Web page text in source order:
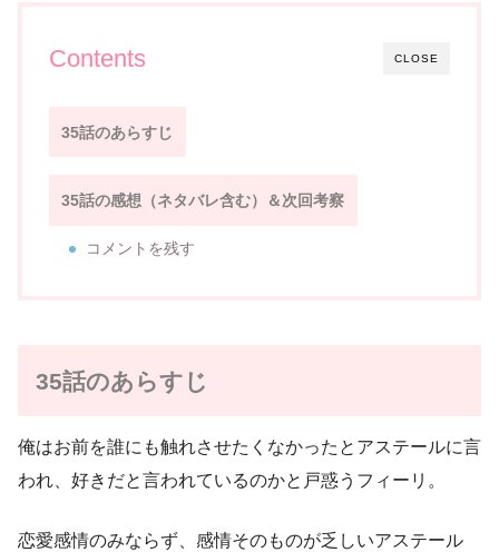
CLOSE
Contents
35話のあらすじ
35話の感想（ネタバレ含む）＆次回考察
コメントを残す
35話のあらすじ
俺はお前を誰にも触れさせたくなかったとアステールに言
われ、好きだと言われているのかと戸惑うフィーリ。
恋愛感情のみならず、感情そのものが乏しいアステール